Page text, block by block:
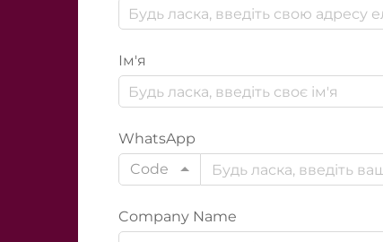
Ім'я
WhatsApp
Code
Company Name